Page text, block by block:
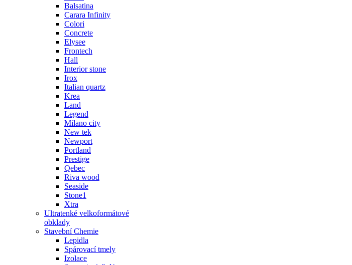
Balsatina
Carara Infinity
Colori
Concrete
Elysee
Frontech
Hall
Interior stone
Irox
Italian quartz
Krea
Land
Legend
Milano city
New tek
Newport
Portland
Prestige
Qebec
Riva wood
Seaside
Stone1
Xtra
Ultratenké velkoformátové
obklady
Stavební Chemie
Lepidla
Spárovací tmely
Izolace